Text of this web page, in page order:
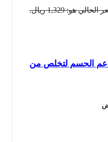
هو: 1,329 ريال.
الجسم لتخلص من